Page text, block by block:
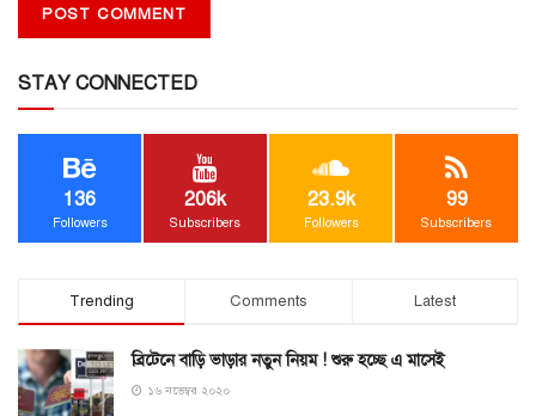
STAY CONNECTED
136
Followers
206k
Subscribers
23.9k
Followers
99
Subscribers
Trending Comments Latest
ব্রিটেনে বাড়ি ভাড়ার নতুন নিয়ম ! শুরু হচ্ছে এ মাসেই
১৬ নভেম্বর ২০২০